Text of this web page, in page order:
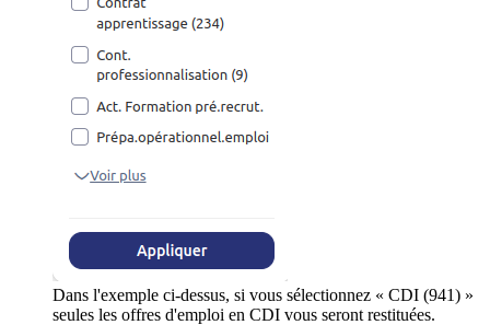
Dans l'exemple ci-dessus, si vous sélectionnez « CDI (941) »
seules les offres d'emploi en CDI vous seront restituées.